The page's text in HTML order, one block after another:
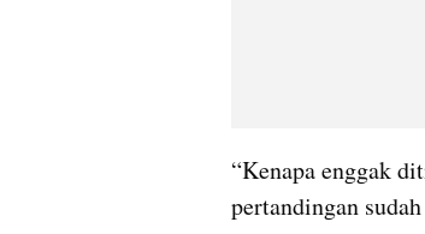
“Kenapa enggak
pertandingan